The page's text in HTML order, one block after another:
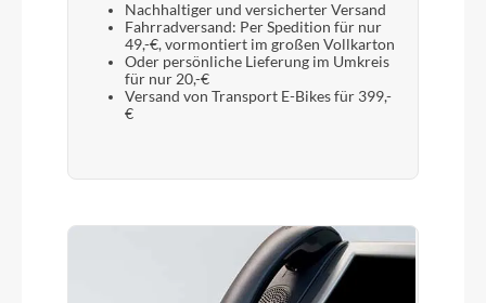
Nachhaltiger und versicherter Versand
Fahrradversand: Per Spedition für nur
49,-€, vormontiert im großen Vollkarton
Oder persönliche Lieferung im Umkreis
für nur 20,-€
Versand von Transport E-Bikes für 399,-
€